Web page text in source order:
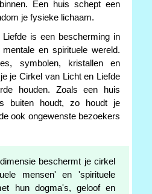
Een huis schept een
je fysieke lichaam.
is een bescherming in
en spirituele wereld.
symbolen, kristallen en
je Cirkel van Licht en Liefde
houden. Zoals een huis
buiten houdt, zo houdt je
ook ongewenste bezoekers
beschermt je cirkel
mensen' en 'spirituele
hun dogma's, geloof en